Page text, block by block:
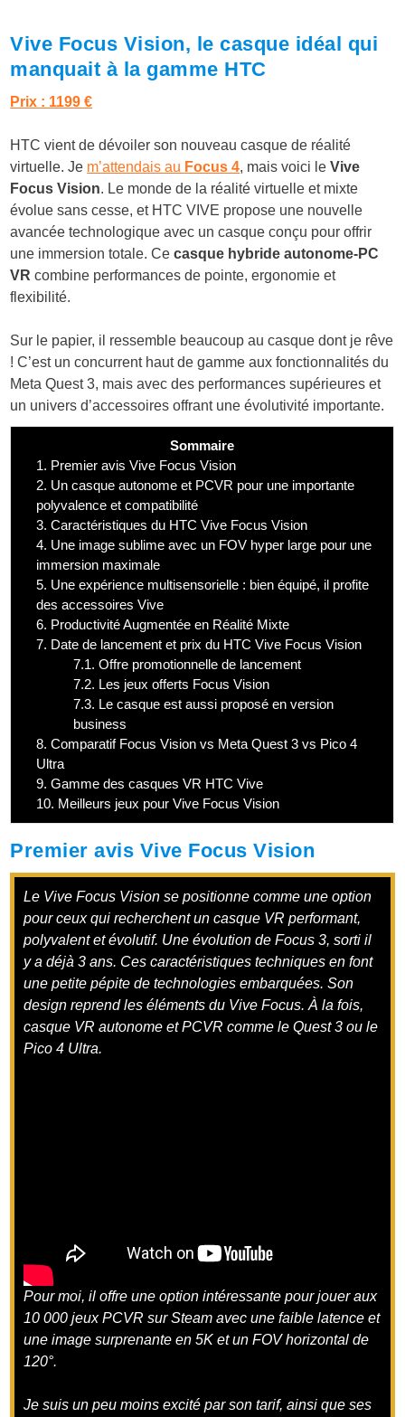
Vive Focus Vision, le casque idéal qui
manquait à la gamme HTC
Prix : 1199 €
HTC vient de dévoiler son nouveau casque de réalité
virtuelle. Je m’attendais au Focus 4, mais voici leVive
Focus Vision. Le monde de la réalité virtuelle et mixte
évolue sans cesse, et HTC VIVE propose une nouvelle
avancée technologique avec un casque conçu pour offrir
une immersion totale. Cecasque hybride autonome-PC
VR combine performances de pointe, ergonomie et
flexibilité.
Sur le papier, il ressemble beaucoup au casque dont je rêve
! C’est un concurrent haut de gamme aux fonctionnalités du
Meta Quest 3, mais avec des performances supérieures et
un univers d’accessoires offrant une évolutivité importante.
Sommaire
1. Premier avis Vive Focus Vision
2. Un casque autonome et PCVR pour une importante
polyvalence et compatibilité
3. Caractéristiques du HTC Vive Focus Vision
4. Une image sublime avec un FOV hyper large pour une
immersion maximale
5. Une expérience multisensorielle : bien équipé, il profite
des accessoires Vive
6. Productivité Augmentée en Réalité Mixte
7. Date de lancement et prix du HTC Vive Focus Vision
7.1. Offre promotionnelle de lancement
7.2. Les jeux offerts Focus Vision
7.3. Le casque est aussi proposé en version
business
8. Comparatif Focus Vision vs Meta Quest 3 vs Pico 4
Ultra
9. Gamme des casques VR HTC Vive
10. Meilleurs jeux pour Vive Focus Vision
Premier avis Vive Focus Vision
Le Vive Focus Vision se positionne comme une option
pour ceux qui recherchent un casque VR performant,
polyvalent et évolutif. Une évolution de Focus 3, sorti il
y a déjà 3 ans. Ces caractéristiques techniques en font
une petite pépite de technologies embarquées. Son
design reprend les éléments du Vive Focus. À la fois,
casque VR autonome et PCVR comme le Quest 3 ou le
Pico 4 Ultra.
Pour moi, il offre une option intéressante pour jouer aux
10 000 jeux PCVR sur Steam avec une faible latence et
une image surprenante en 5K et un FOV horizontal de
120°.
Je suis un peu moins excité par son tarif, ainsi que ses